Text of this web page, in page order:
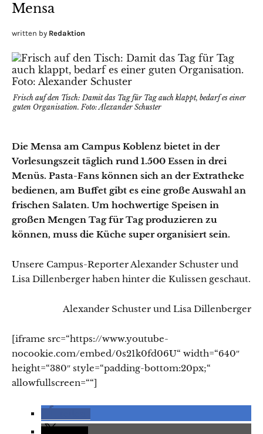
Mensa
written by Redaktion
Frisch auf den Tisch: Damit das Tag für Tag auch klappt, bedarf es einer
guten Organisation. Foto: Alexander Schuster
Die Mensa am Campus Koblenz bietet in der
Vorlesungszeit täglich rund 1.500 Essen in drei
Menüs. Pasta-Fans können sich an der Extratheke
bedienen, am Buffet gibt es eine große Auswahl an
frischen Salaten. Um hochwertige Speisen in
großen Mengen Tag für Tag produzieren zu
können, muss die Küche super organisiert sein.
Unsere Campus-Reporter Alexander Schuster und
Lisa Dillenberger haben hinter die Kulissen geschaut.
Alexander Schuster und Lisa Dillenberger
[iframe src=“https://www.youtube-
nocookie.com/embed/0s21k0fd06U“ width=“640″
height=“380″ style=“padding-bottom:20px;“
allowfullscreen=““]